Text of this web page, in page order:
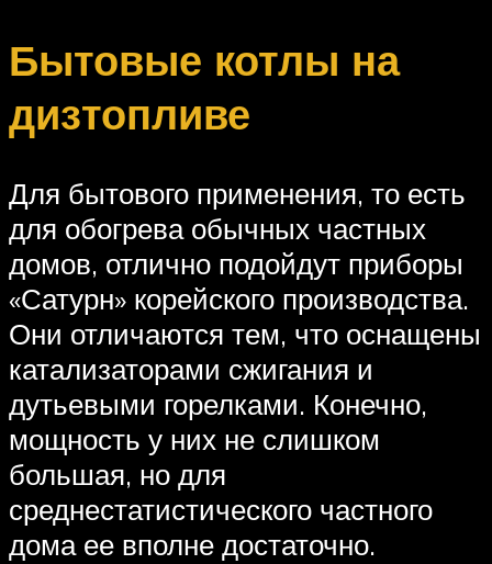
Бытовые котлы на
дизтопливе
Для бытового применения, то есть
для обогрева обычных частных
домов, отлично подойдут приборы
«Сатурн» корейского производства.
Они отличаются тем, что оснащены
катализаторами сжигания и
дутьевыми горелками. Конечно,
мощность у них не слишком
большая, но для
среднестатистического частного
дома ее вполне достаточно.